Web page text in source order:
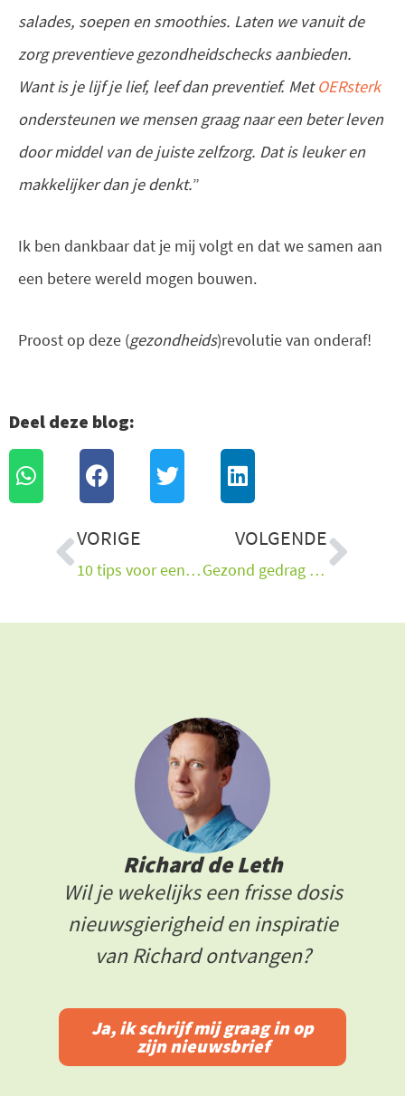
salades, soepen en smoothies. Laten we vanuit de
zorg preventieve gezondheidschecks aanbieden.
Want is je lijf je lief, leef dan preventief. MetOERsterk
ondersteunen we mensen graag naar een beter leven
door middel van de juiste zelfzorg. Dat is leuker en
makkelijker dan je denkt.”
Ik ben dankbaar dat je mij volgt en dat we samen aan
een betere wereld mogen bouwen.
Proost op deze (gezondheids)revolutie van onderaf!
Deel deze blog:
Vorige
VORIGE
10 tips voor een gezonder hart
VOLGENDE
Gezond gedrag als medicijn
Richard de Leth
Wil je wekelijks een frisse dosis
nieuwsgierigheid en inspiratie
van Richard ontvangen?
Ja, ik schrijf mij graag in op
zijn nieuwsbrief